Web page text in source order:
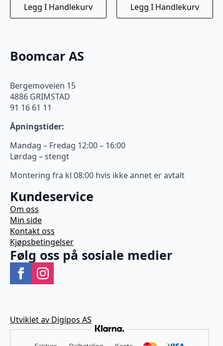
Legg I Handlekurv Legg I Handlekurv
Boomcar AS
Bergemoveien 15
4886 GRIMSTAD
91 16 61 11
Åpningstider:
Mandag – Fredag 12:00 – 16:00
Lørdag – stengt
Montering fra kl 08:00 hvis ikke annet er avtalt
Kundeservice
Om oss
Min side
Kontakt oss
Kjøpsbetingelser
Følg oss på sosiale medier
Utviklet av Digipos AS